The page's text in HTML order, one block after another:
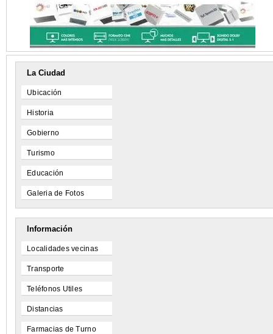
La Ciudad
Ubicación
Historia
Gobierno
Turismo
Educación
Galeria de Fotos
Información
Localidades vecinas
Transporte
Teléfonos Utiles
Distancias
Farmacias de Turno